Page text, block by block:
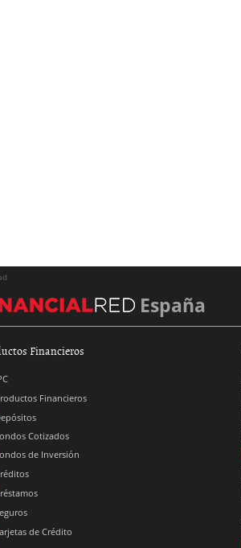
España
Financieros
Financieros
Cotizados
de Inversión
de Crédito